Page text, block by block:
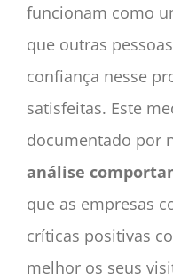
funcionam como
que outras
confiança nesse
satisfeitas. Este
documentado por
análise
que as empresas
críticas positivas
melhor os seus